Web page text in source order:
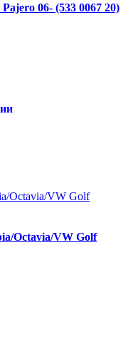
06- (533 0067 20)
Octavia/VW Golf